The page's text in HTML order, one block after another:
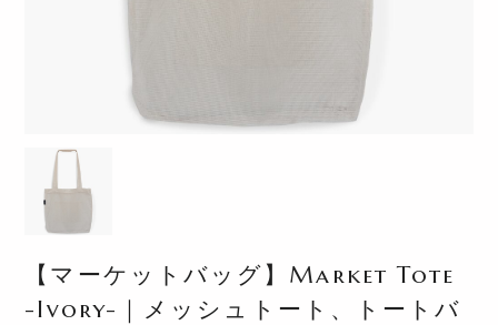
【マーケットバッグ】Market Tote
-Ivory-｜メッシュトート、トートバ